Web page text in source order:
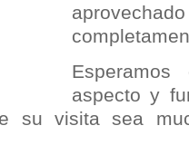
aspecto y
su visita sea